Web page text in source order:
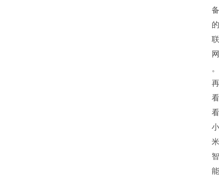
备
的
联
网
。
再
看
看
小
米
智
能